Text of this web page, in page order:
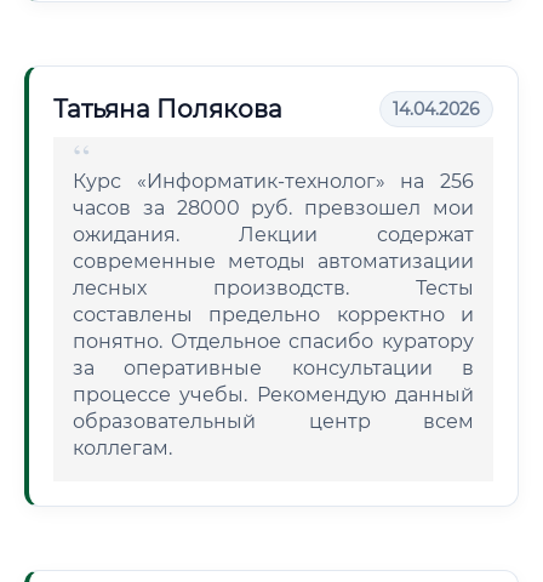
Татьяна Полякова 14.04.2026
Курс «Информатик-технолог» на 256
часов за 28000 руб. превзошел мои
ожидания. Лекции содержат
современные методы автоматизации
лесных производств. Тесты
составлены предельно корректно и
понятно. Отдельное спасибо куратору
за оперативные консультации в
процессе учебы. Рекомендую данный
образовательный центр всем
коллегам.